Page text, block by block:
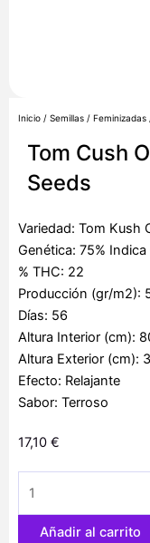
Inicio / Semillas / Feminizadas
Tom Cush
Seeds
Variedad: Tom Kush
Genética: 75% Indica
% THC: 22
Producción (gr/m2):
Días: 56
Altura Interior (cm):
Altura Exterior (cm):
Efecto: Relajante
Sabor: Terroso
17,10 €
Cush
Añadir al carrito